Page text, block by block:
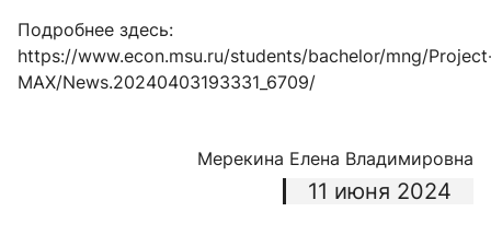
Подробнее здесь:
https://www.econ.msu.ru/students/bachelor/mng/
MAX/News.20240403193331_6709/
Мерекина Елена Владимировна
11 июня 2024